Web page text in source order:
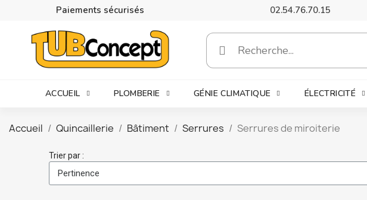
Paiements sécurisés 02.54.76.70.15
ACCUEIL PLOMBERIE GÉNIE CLIMATIQUE ÉLECTRICITÉ
Accueil Quincaillerie Bâtiment Serrures Serrures de miroiterie
Trier par :